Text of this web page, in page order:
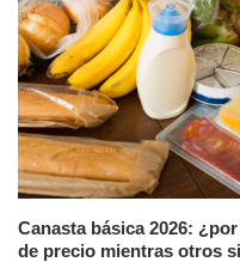
Canasta básica 2026:
de precio mientras otros